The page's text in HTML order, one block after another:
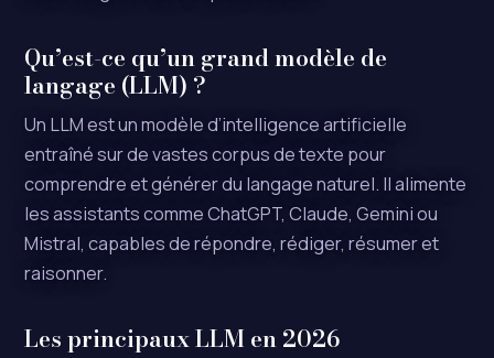
Qu’est-ce qu’un grand modèle de
langage (LLM) ?
Un LLM est un modèle d’intelligence artificielle
entraîné sur de vastes corpus de texte pour
comprendre et générer du langage naturel. Il alimente
les assistants comme ChatGPT, Claude, Gemini ou
Mistral, capables de répondre, rédiger, résumer et
raisonner.
Les principaux LLM en 2026